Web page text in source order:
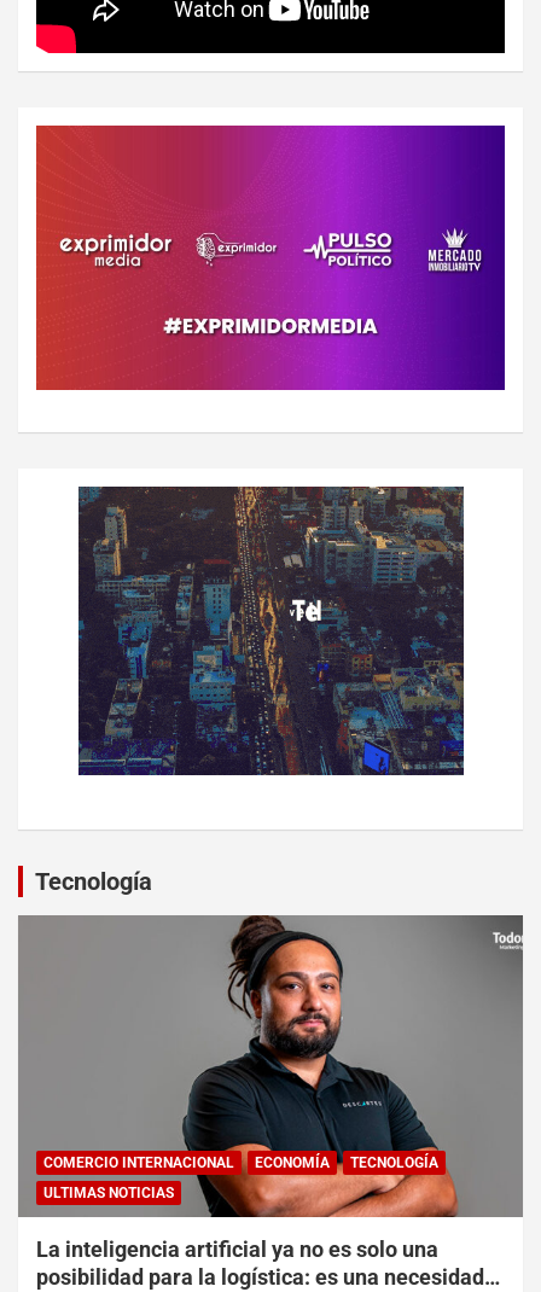
Tecnología
COMERCIO INTERNACIONAL ECONOMÍA
TECNOLOGÍA
ULTIMAS NOTICIAS
La inteligencia artificial ya no es solo una
posibilidad para la logística: es una necesidad